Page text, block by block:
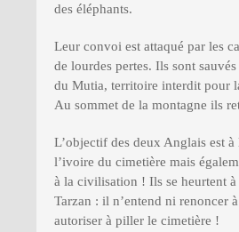
des éléphants.
Leur convoi est attaqué par les
de lourdes pertes. Ils sont
du Mutia, territoire interdit pour
Au sommet de la montagne ils
L’objectif des deux Anglais est
l’ivoire du cimetière mais
à la civilisation ! Ils se heurtent
Tarzan : il n’entend ni renoncer
autoriser à piller le cimetière !